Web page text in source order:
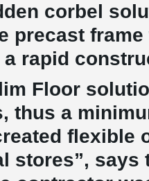
corbel
precast
rapid
Floor
thus a
flexible
stores”, says